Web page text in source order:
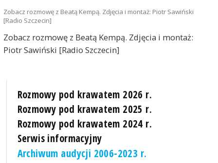
Zobacz rozmowę z Beatą Kempą. Zdjęcia i montaż: Piotr Sawiński
[Radio Szczecin]
Zobacz rozmowę z Beatą Kempą. Zdjęcia i montaż:
Piotr Sawiński [Radio Szczecin]
Rozmowy pod krawatem 2026 r.
Rozmowy pod krawatem 2025 r.
Rozmowy pod krawatem 2024 r.
Serwis informacyjny
Archiwum audycji 2006-2023 r.